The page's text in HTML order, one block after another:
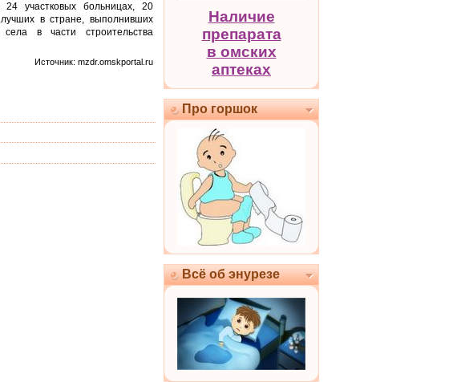
участковых больницах, 20
в стране, выполнивших
в части строительства
Источник: mzdr.omskportal.ru
Наличие
препарата
в омских
аптеках
Про горшок
Всё об энурезе